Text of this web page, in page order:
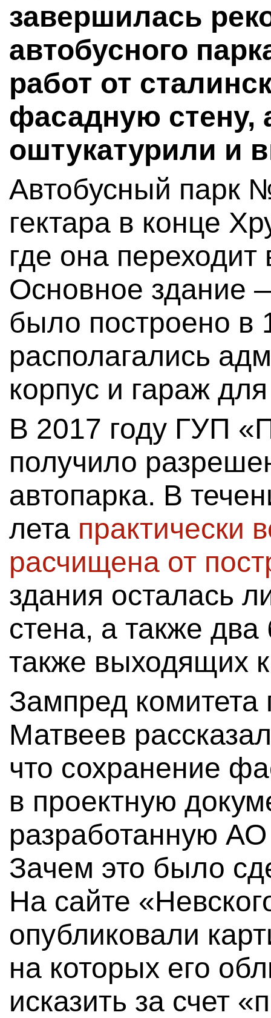
завершилась
автобусного
работ от
фасадную стену,
оштукатурили и
Автобусный парк
гектара в конце
где она
Основное здание
было построено в
располагались
корпус и гараж
В 2017 году ГУП
получило
автопарка. В
лета практически
расчищена от
здания осталась
стена, а также
также выходящих
Зампред комитета
Матвеев
что сохранение
в проектную
разработанную
Зачем это было
На сайте
опубликовали
на которых его
исказить за счет